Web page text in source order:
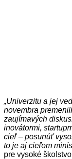
„Univerzitu a jej
novembra
zaujímavých
inovátormi,
cieľ – posunúť
to je aj cieľom
pre vysoké